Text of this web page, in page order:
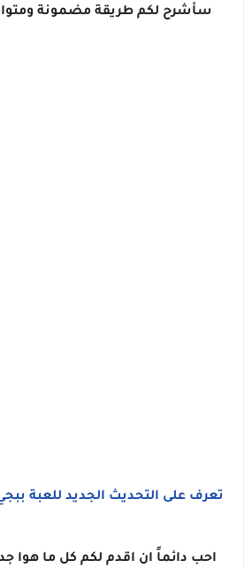
سأشرح لكم طريقة مضمونة
تعرف على التحديث الجديد للعبة